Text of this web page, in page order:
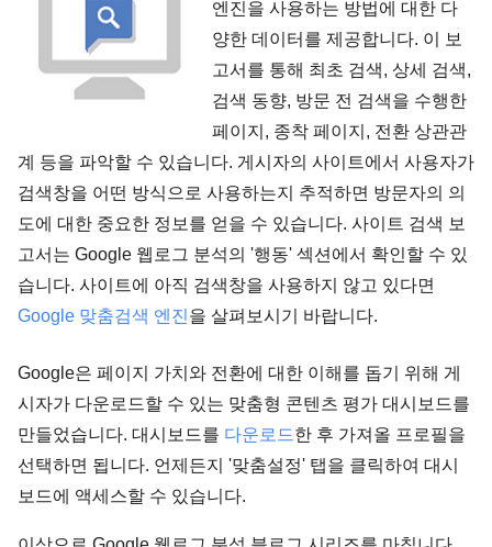
엔진을 사용하는 방법에 대한 다
양한 데이터를 제공합니다. 이 보
고서를 통해 최초 검색, 상세 검색,
검색 동향, 방문 전 검색을 수행한
페이지, 종착 페이지, 전환 상관관
계 등을 파악할 수 있습니다. 게시자의 사이트에서 사용자가
검색창을 어떤 방식으로 사용하는지 추적하면 방문자의 의
도에 대한 중요한 정보를 얻을 수 있습니다. 사이트 검색 보
고서는 Google 웹로그 분석의 '행동' 섹션에서 확인할 수 있
습니다. 사이트에 아직 검색창을 사용하지 않고 있다면
Google 맞춤검색 엔진 을 살펴보시기 바랍니다.
Google은 페이지 가치와 전환에 대한 이해를 돕기 위해 게
시자가 다운로드할 수 있는 맞춤형 콘텐츠 평가 대시보드를
만들었습니다. 대시보드를 다운로드한 후 가져올 프로필을
선택하면 됩니다. 언제든지 '맞춤설정' 탭을 클릭하여 대시
보드에 액세스할 수 있습니다.